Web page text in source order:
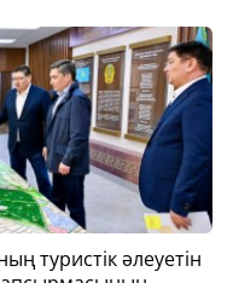
туристік әлеуетін